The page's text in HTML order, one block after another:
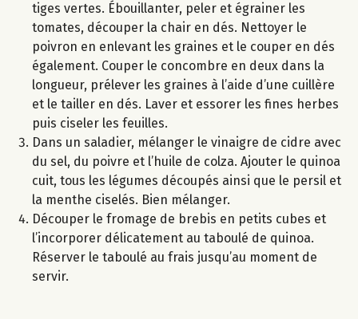
tiges vertes. Ébouillanter, peler et égrainer les
tomates, découper la chair en dés. Nettoyer le
poivron en enlevant les graines et le couper en dés
également. Couper le concombre en deux dans la
longueur, prélever les graines à l’aide d’une cuillère
et le tailler en dés. Laver et essorer les fines herbes
puis ciseler les feuilles.
Dans un saladier, mélanger le vinaigre de cidre avec
du sel, du poivre et l’huile de colza. Ajouter le quinoa
cuit, tous les légumes découpés ainsi que le persil et
la menthe ciselés. Bien mélanger.
Découper le fromage de brebis en petits cubes et
l’incorporer délicatement au taboulé de quinoa.
Réserver le taboulé au frais jusqu’au moment de
servir.